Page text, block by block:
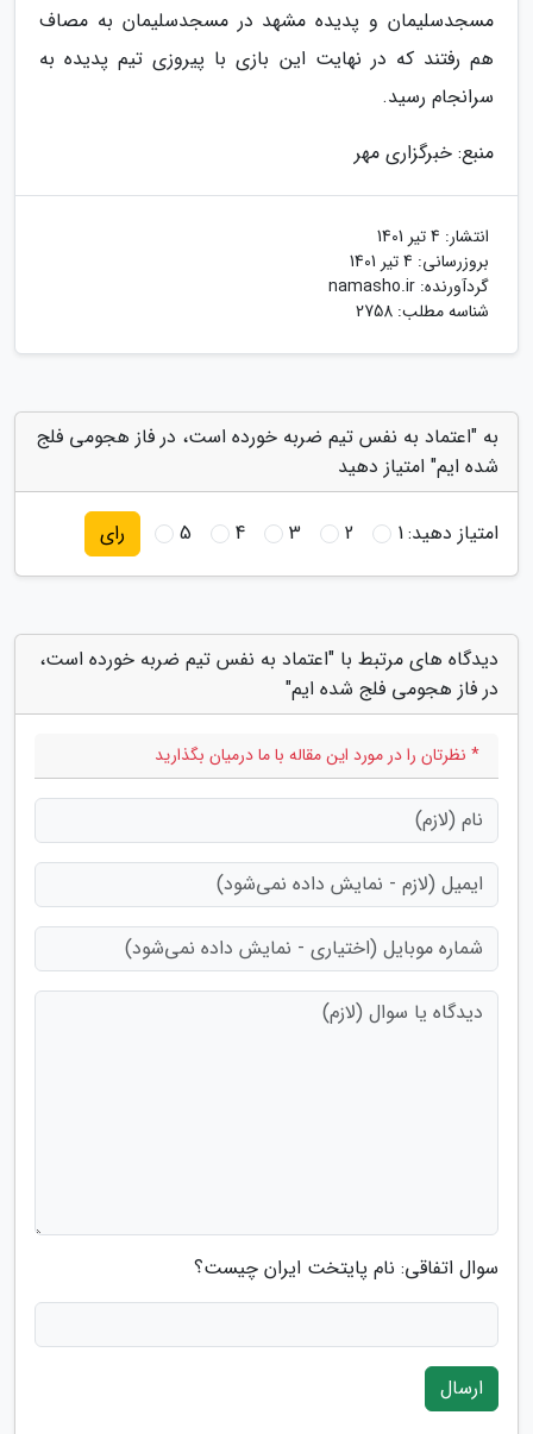
مسجدسلیمان و پدیده مشهد در مسجدسلیمان به مصاف
هم رفتند که در نهایت این بازی با پیروزی تیم پدیده به
سرانجام رسید.
منبع: خبرگزاری مهر
انتشار: 4 تیر 1401
بروزرسانی: 4 تیر 1401
گردآورنده: namasho.ir
شناسه مطلب: 2758
به "اعتماد به نفس تیم ضربه خورده است، در فاز هجومی فلج
شده ایم" امتیاز دهید
امتیاز دهید:1
2
3
4
5 رای
دیدگاه های مرتبط با "اعتماد به نفس تیم ضربه خورده است،
در فاز هجومی فلج شده ایم"
* نظرتان را در مورد این مقاله با ما درمیان بگذارید
سوال اتفاقی: نام پایتخت ایران چیست؟
ارسال